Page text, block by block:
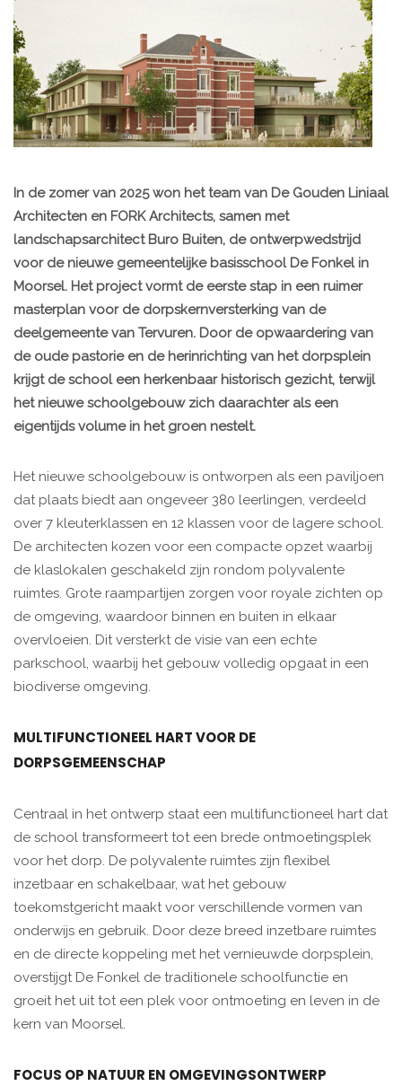
In de zomer van 2025 won het team van De Gouden Liniaal
Architecten en FORK Architects, samen met
landschapsarchitect Buro Buiten, de ontwerpwedstrijd
voor de nieuwe gemeentelijke basisschool De Fonkel in
Moorsel. Het project vormt de eerste stap in een ruimer
masterplan voor de dorpskernversterking van de
deelgemeente van Tervuren. Door de opwaardering van
de oude pastorie en de herinrichting van het dorpsplein
krijgt de school een herkenbaar historisch gezicht, terwijl
het nieuwe schoolgebouw zich daarachter als een
eigentijds volume in het groen nestelt.
Het nieuwe schoolgebouw is ontworpen als een paviljoen
dat plaats biedt aan ongeveer 380 leerlingen, verdeeld
over 7 kleuterklassen en 12 klassen voor de lagere school.
De architecten kozen voor een compacte opzet waarbij
de klaslokalen geschakeld zijn rondom polyvalente
ruimtes. Grote raampartijen zorgen voor royale zichten op
de omgeving, waardoor binnen en buiten in elkaar
overvloeien. Dit versterkt de visie van een echte
parkschool, waarbij het gebouw volledig opgaat in een
biodiverse omgeving.
MULTIFUNCTIONEEL HART VOOR DE
DORPSGEMEENSCHAP
Centraal in het ontwerp staat een multifunctioneel hart dat
de school transformeert tot een brede ontmoetingsplek
voor het dorp. De polyvalente ruimtes zijn flexibel
inzetbaar en schakelbaar, wat het gebouw
toekomstgericht maakt voor verschillende vormen van
onderwijs en gebruik. Door deze breed inzetbare ruimtes
en de directe koppeling met het vernieuwde dorpsplein,
overstijgt De Fonkel de traditionele schoolfunctie en
groeit het uit tot een plek voor ontmoeting en leven in de
kern van Moorsel.
FOCUS OP NATUUR EN OMGEVINGSONTWERP